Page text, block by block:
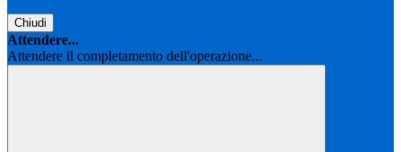
Chiudi
Attendere...
Attendere il completamento dell'operazione...